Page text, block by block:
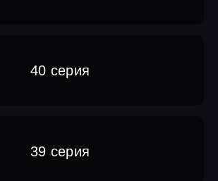
40 серия
39 серия